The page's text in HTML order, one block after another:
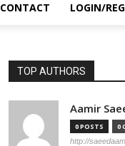
CONTACT LOGIN/
TOP AUTHORS
Aamir
0 POSTS 0
http://